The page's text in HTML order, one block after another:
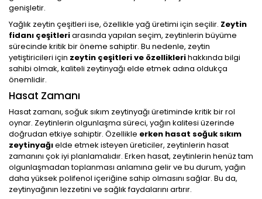
genişletir.
Yağlık zeytin çeşitleri ise, özellikle yağ üretimi için seçilir. Zeytin
fidanı çeşitleriarasında yapılan seçim, zeytinlerin büyüme
sürecinde kritik bir öneme sahiptir. Bu nedenle, zeytin
yetiştiricileri için zeytin çeşitleri ve özelliklerihakkında bilgi
sahibi olmak, kaliteli zeytinyağı elde etmek adına oldukça
önemlidir.
Hasat Zamanı
Hasat zamanı, soğuk sıkım zeytinyağı üretiminde kritik bir rol
oynar. Zeytinlerin olgunlaşma süreci, yağın kalitesi üzerinde
doğrudan etkiye sahiptir. Özellikle erken hasat soğuk sıkım
zeytinyağıelde etmek isteyen üreticiler, zeytinlerin hasat
zamanını çok iyi planlamalıdır. Erken hasat, zeytinlerin henüz tam
olgunlaşmadan toplanması anlamına gelir ve bu durum, yağın
daha yüksek polifenol içeriğine sahip olmasını sağlar. Bu da,
zeytinyağının lezzetini ve sağlık faydalarını artırır.